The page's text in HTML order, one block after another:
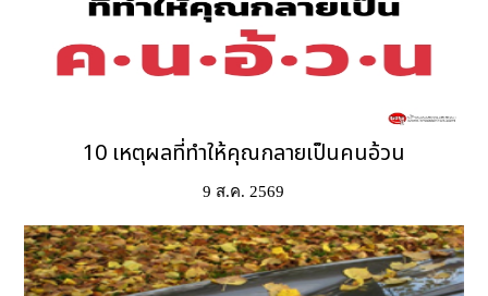
10 เหตุผลที่ทำให้คุณกลายเป็นคนอ้วน
9 ส.ค. 2569